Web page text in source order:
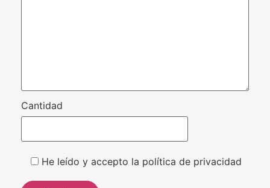
Cantidad
He leído y accepto la política de privacidad